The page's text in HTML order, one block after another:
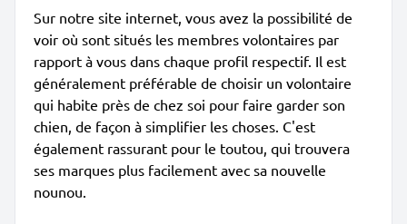
Sur notre site internet, vous avez la possibilité de
voir où sont situés les membres volontaires par
rapport à vous dans chaque profil respectif. Il est
généralement préférable de choisir un volontaire
qui habite près de chez soi pour faire garder son
chien, de façon à simplifier les choses. C'est
également rassurant pour le toutou, qui trouvera
ses marques plus facilement avec sa nouvelle
nounou.